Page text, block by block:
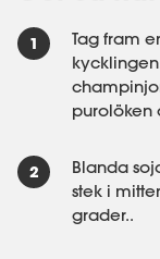
Tag fram
purolöken
Blanda
stek i
grader..